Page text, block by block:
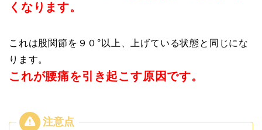
くなります。
これは股関節を９０°以上、上げている状態と同じにな
ります。
これが腰痛を引き起こす原因です。